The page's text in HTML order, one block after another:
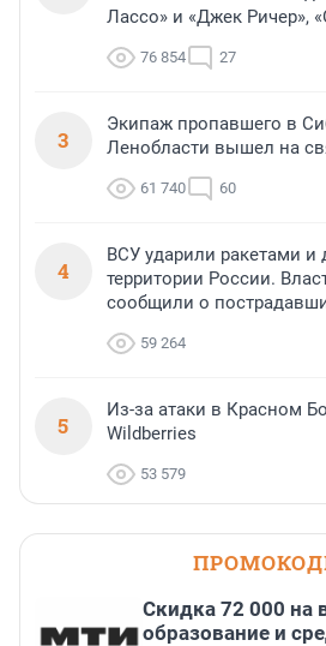
Лассо» и «Джек Ричер»,
76 854 27
3
Экипаж пропавшего в
Ленобласти вышел на
61 740 60
4
ВСУ ударили ракетами и
территории России.
сообщили о
59 264
5
Из-за атаки в Красном
Wildberries
53 579
Скидка 72 000 на
образование и